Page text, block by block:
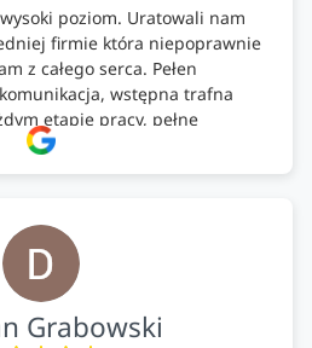
poziom. Uratowali nam
firmie która niepoprawnie
z całego serca. Pełen
wstępna trafna
etapie pracy, pełne
i znający się na rzeczy.
wysokim poziomie, rzetelna.
Grabowski